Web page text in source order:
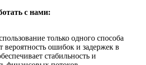
с нами:
только одного способа
вероятность ошибок и задержек в
стабильность и